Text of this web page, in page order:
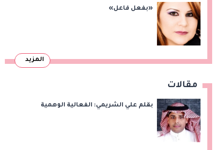
«بفعل فاعل»
المزيد
مقالات
بقلم علي الشريمي: الفعالية الوهمية